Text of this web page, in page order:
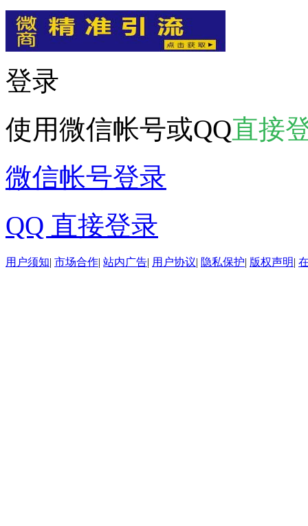
登录
使用微信帐号或QQ直接
微信帐号登录
QQ 直接登录
用户须知| 市场合作| 站内广告| 用户协议| 隐私保护| 版权声明|